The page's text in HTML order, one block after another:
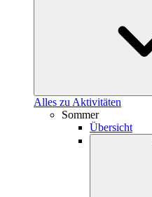
Alles zu Aktivitäten
Sommer
Übersicht